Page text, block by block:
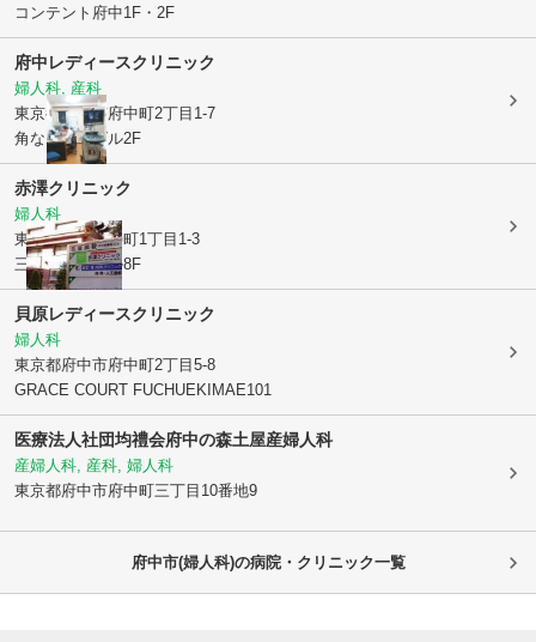
コンテント府中1F・2F
府中レディースクリニック
婦人科, 産科
東京都府中市府中町2丁目1-7
角ないとうビル2F
赤澤クリニック
婦人科
東京都府中市寿町1丁目1-3
三ツ木寿町ビル8F
貝原レディースクリニック
婦人科
東京都府中市府中町2丁目5-8
GRACE COURT FUCHUEKIMAE101
医療法人社団均禮会府中の森土屋産婦人科
産婦人科, 産科, 婦人科
東京都府中市府中町三丁目10番地9
府中市(婦人科)の病院・クリニック一覧